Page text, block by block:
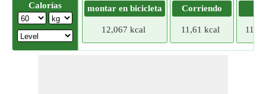
Calorías montar en bicicleta
12,067 kcal
Corriendo
11,61 kcal